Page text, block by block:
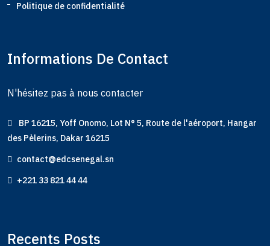
Politique de confidentialité
Informations De Contact
N'hésitez pas à nous contacter
BP 16215, Yoff Onomo, Lot N° 5, Route de l'aéroport, Hangar
des Pèlerins, Dakar 16215
contact@edcsenegal.sn
+221 33 821 44 44
Recents Posts